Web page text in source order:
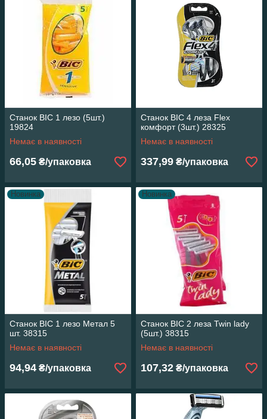
Станок ВІС 1 лезо (5шт.)
19824
Немає в наявності
66,05 ₴/упаковка
Станок ВІС 4 леза Flex
комфорт (3шт.) 28325
Немає в наявності
337,99 ₴/упаковка
Новинка
Станок ВІС 1 лезо Метал 5
шт. 38315
Немає в наявності
94,94 ₴/упаковка
Новинка
Станок ВІС 2 леза Twin lady
(5шт.) 38315
Немає в наявності
107,32 ₴/упаковка